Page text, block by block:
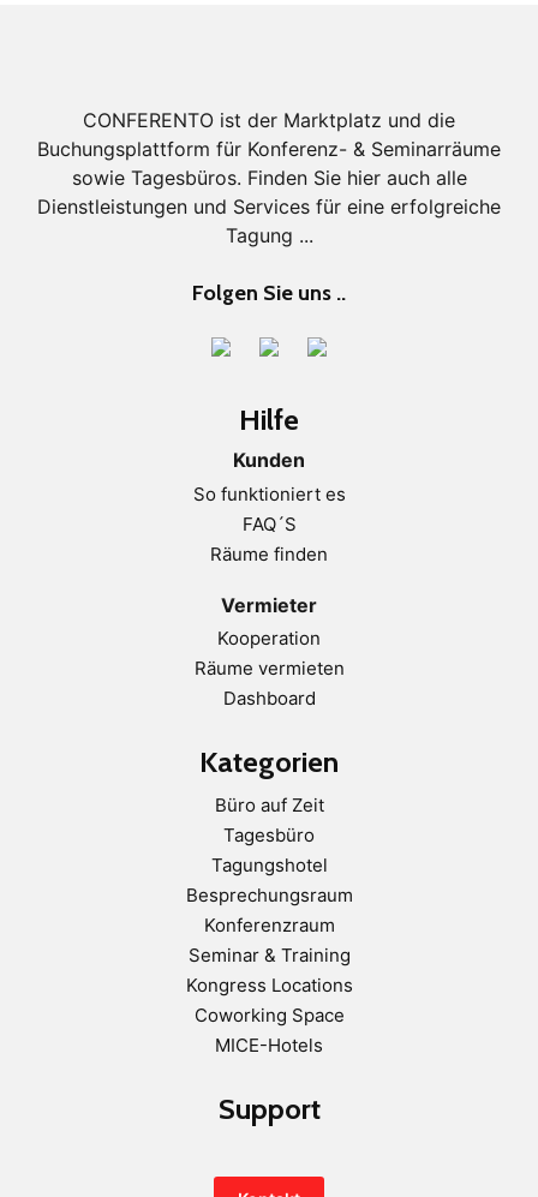
CONFERENTO ist der Marktplatz und die
Buchungsplattform für Konferenz- & Seminarräume
sowie Tagesbüros. Finden Sie hier auch alle
Dienstleistungen und Services für eine erfolgreiche
Tagung ...
Folgen Sie uns ..
Hilfe
Kunden
So funktioniert es
FAQ´S
Räume finden
Vermieter
Kooperation
Räume vermieten
Dashboard
Kategorien
Büro auf Zeit
Tagesbüro
Tagungshotel
Besprechungsraum
Konferenzraum
Seminar & Training
Kongress Locations
Coworking Space
MICE-Hotels
Support